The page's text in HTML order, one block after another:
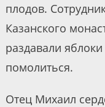
плодов.
Казанского
раздавали
помолиться.
Отец Михаил